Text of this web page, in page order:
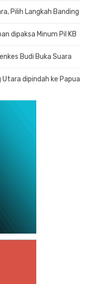
Pilih Langkah Banding
dipaksa Minum Pil KB
Budi Buka Suara
Utara dipindah ke Papua